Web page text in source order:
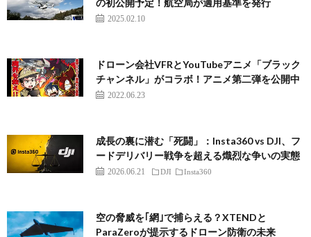
の初公開予定！航空局が適用基準を発行
2025.02.10
ドローン会社VFRとYouTubeアニメ「ブラック
チャンネル」がコラボ！アニメ第二弾を公開中
2022.06.23
成長の裏に潜む「死闘」：Insta360 vs DJI、フ
ードデリバリー戦争を超える熾烈な争いの実態
2026.06.21 DJI Insta360
空の脅威を｢網｣で捕らえる？XTENDと
ParaZeroが提示するドローン防衛の未来